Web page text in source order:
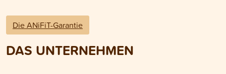
Die ANiFiT-Garantie
DAS UNTERNEHMEN